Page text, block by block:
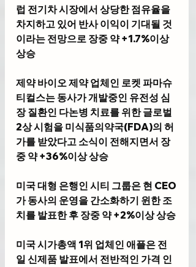
럽 전기차 시장에서 상당한 점유율을
차지하고 있어 반사 이익이 기대될 것
이라는 전망으로 장중 약 +1.7%이상
상승
제약 바이오 제약 업체인 로켓 파마슈
티컬스는 동사가 개발중인 유전성 심
장 질환인 다논병 치료를 위한 글로벌
2상 시험을 미식품의약국(FDA)의 허
가를 받았다고 소식이 전해지면서 장
중 약 +36%이상 상승
미국 대형 은행인 시티 그룹은 현 CEO
가 동사의 운영을 간소화하기 윈한 조
치를 발표한 후 장중 약 +2%이상 상승
미국 시가총액 1위 업체인 애플은 전
일 신제품 발표에서 전반적인 가격 인